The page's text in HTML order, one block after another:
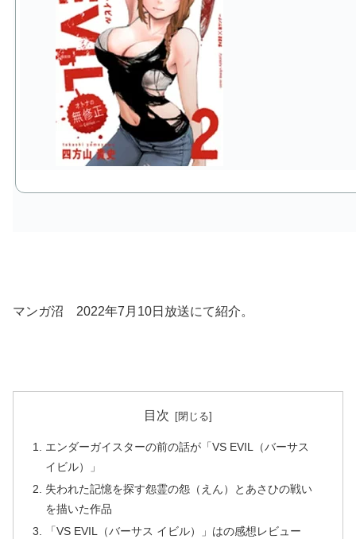
マンガ沼 2022年7月10日放送にて紹介。
目次
エンダーガイスターの前の話が「VS EVIL（バーサス
イビル）」
失われた記憶を探す怨霊の怨（えん）とあさひの戦い
を描いた作品
「VS EVIL（バーサス イビル）」はの感想レビュー